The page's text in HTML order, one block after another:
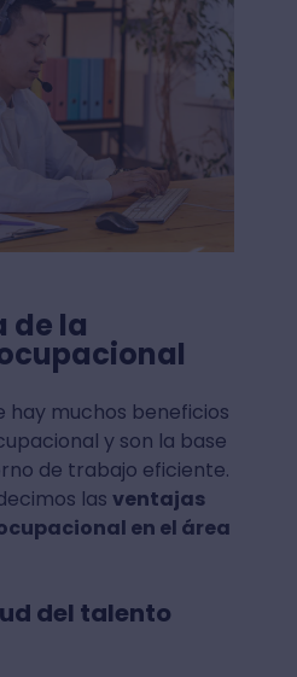
de la
hay muchos beneficios
y son la base
de trabajo eficiente.
las ventajas
en el área
del talento